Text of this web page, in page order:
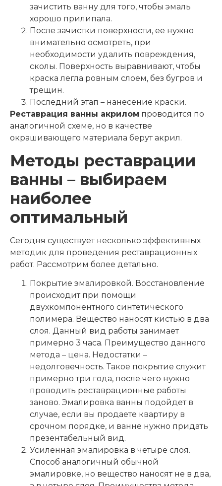
зачистить ванну для того, чтобы эмаль
хорошо прилипала.
После зачистки поверхности, ее нужно
внимательно осмотреть, при
необходимости удалить повреждения,
сколы. Поверхность выравнивают, чтобы
краска легла ровным слоем, без бугров и
трещин.
Последний этап – нанесение краски.
Реставрация ванны акрилом проводится по
аналогичной схеме, но в качестве
окрашивающего материала берут акрил.
Методы реставрации
ванны – выбираем
наиболее
оптимальный
Сегодня существует несколько эффективных
методик для проведения реставрационных
работ. Рассмотрим более детально.
Покрытие эмалировкой. Восстановление
происходит при помощи
двухкомпонентного синтетического
полимера. Вещество наносят кистью в два
слоя. Данный вид работы занимает
примерно 3 часа. Преимущество данного
метода – цена. Недостатки –
недолговечность. Такое покрытие служит
примерно три года, после чего нужно
проводить реставрационные работы
заново. Эмалировка ванны подойдет в
случае, если вы продаете квартиру в
срочном порядке, и ванне нужно придать
презентабельный вид.
Усиленная эмалировка в четыре слоя.
Способ аналогичный обычной
эмалировке, но вещество наносят не в два,